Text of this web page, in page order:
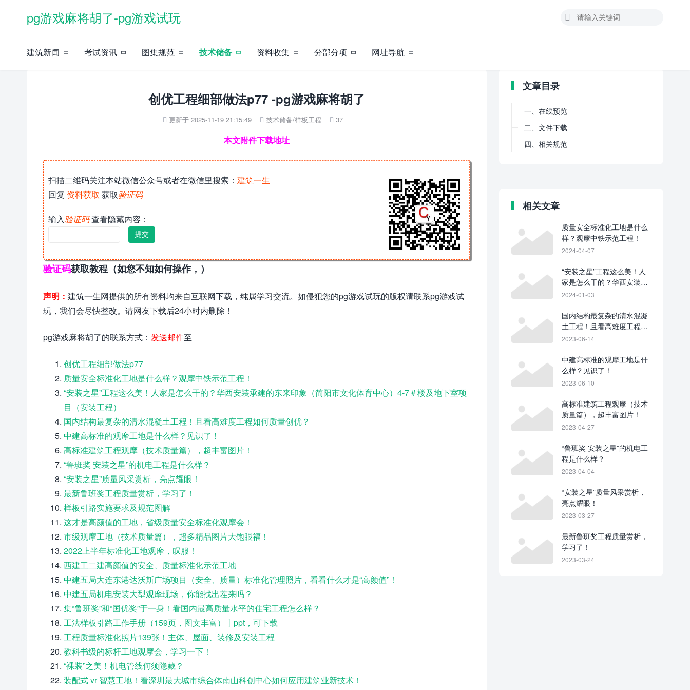
pg游戏麻将胡了-pg游戏试玩 
建筑新闻 考试资讯 图集规范 技术储备 资料收集 分部分项 网址导航
创优工程细部做法p77 -pg游戏麻将胡了
 更新于 2025-11-19 21:15:49  技术储备/样板工程  37
本文附件下载地址
扫描二维码关注本站微信公众号或者在微信里搜索： 建筑一生
回复 资料获取 获取验证码
输入验证码查看隐藏内容：
验证码获取教程（如您不知如何操作，）
声明： 建筑一生网提供的所有资料均来自互联网下载，纯属学习交流。如侵犯您的pg游戏试玩的版权请联系pg游戏试
玩，我们会尽快整改。请网友下载后24小时内删除！
pg游戏麻将胡了的联系方式： 发送邮件至
创优工程细部做法p77
质量安全标准化工地是什么样？观摩中铁示范工程！
“安装之星”工程这么美！人家是怎么干的？华西安装承建的东来印象（简阳市文化体育中心）4-7＃楼及地下室项
目（安装工程）
国内结构最复杂的清水混凝土工程！且看高难度工程如何质量创优？
中建高标准的观摩工地是什么样？见识了！
高标准建筑工程观摩（技术质量篇），超丰富图片！
“鲁班奖 安装之星”的机电工程是什么样？
“安装之星”质量风采赏析，亮点耀眼！
最新鲁班奖工程质量赏析，学习了！
样板引路实施要求及规范图解
这才是高颜值的工地，省级质量安全标准化观摩会！
市级观摩工地（技术质量篇），超多精品图片大饱眼福！
2022上半年标准化工地观摩，叹服！
西建工二建高颜值的安全、质量标准化示范工地
中建五局大连东港达沃斯广场项目（安全、质量）标准化管理照片，看看什么才是“高颜值”！
中建五局机电安装大型观摩现场，你能找出茬来吗？
集“鲁班奖”和“国优奖”于一身！看国内最高质量水平的住宅工程怎么样？
工法样板引路工作手册（159页，图文丰富）丨ppt，可下载
工程质量标准化照片139张！主体、屋面、装修及安装工程
教科书级的标杆工地观摩会，学习一下！
“裸装”之美！机电管线何须隐藏？
装配式 vr 智慧工地！看深圳最大城市综合体南山科创中心如何应用建筑业新技术！
文章目录
一、在线预览
二、文件下载
四、相关规范
相关文章
质量安全标准化工地是什么
样？观摩中铁示范工程！
2024-04-07
“安装之星”工程这么美！人
家是怎么干的？华西安装承
建的东来印象（简阳市文化
室项目（安装工程）
2024-01-03
国内结构最复杂的清水混凝
土工程！且看高难度工程如
何质量创优？
2023-06-14
中建高标准的观摩工地是什
么样？见识了！
2023-06-10
高标准建筑工程观摩（技术
质量篇），超丰富图片！
2023-04-27
“鲁班奖 安装之星”的机电工
程是什么样？
2023-04-04
“安装之星”质量风采赏析，
亮点耀眼！
2023-03-27
最新鲁班奖工程质量赏析，
学习了！
2023-03-24